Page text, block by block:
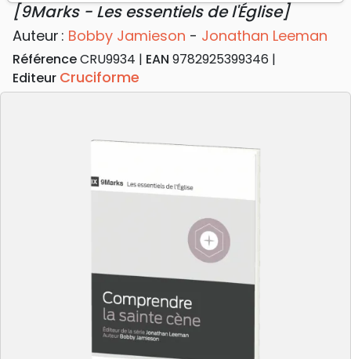
[9Marks - Les essentiels de l'Église]
Auteur : Bobby Jamieson - Jonathan Leeman
RéférenceCRU9934 EAN 9782925399346
Editeur Cruciforme